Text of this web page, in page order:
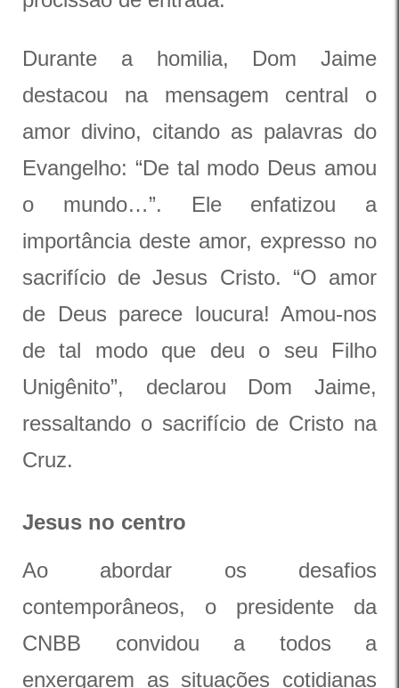
Durante a homilia, Dom Jaime
destacou na mensagem central o
amor divino, citando as palavras do
Evangelho: “De tal modo Deus amou
o mundo…”. Ele enfatizou a
importância deste amor, expresso no
sacrifício de Jesus Cristo. “O amor
de Deus parece loucura! Amou-nos
de tal modo que deu o seu Filho
Unigênito”, declarou Dom Jaime,
ressaltando o sacrifício de Cristo na
Cruz.
Jesus no centro
Ao abordar os desafios
contemporâneos, o presidente da
CNBB convidou a todos a
enxergarem as situações cotidianas